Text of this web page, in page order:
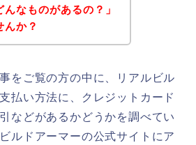
なものがあるの？」
んか？
をご覧の方の中に、リアルビル
払い方法に、クレジットカード
などがあるかどうかを調べてい
ルドアーマーの公式サイトにア